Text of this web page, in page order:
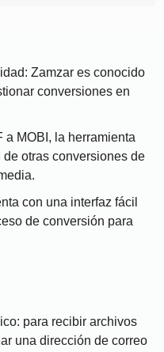
Zamzar es conocido
conversiones en
a MOBI, la herramienta
otras conversiones de
con una interfaz fácil
de conversión para
para recibir archivos
una dirección de correo